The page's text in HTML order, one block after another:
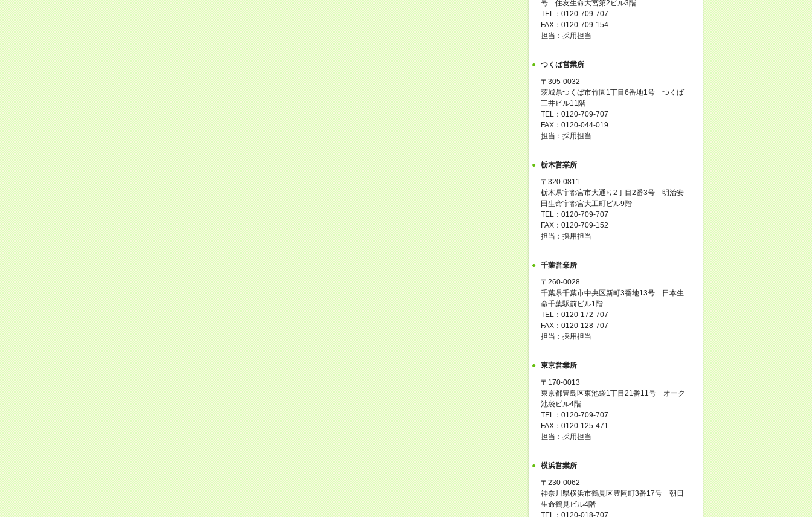
号 住友生命大宮第2ビル3階
TEL：0120-709-707
FAX：0120-709-154
担当：採用担当
つくば営業所
〒305-0032
茨城県つくば市竹園1丁目6番地1号 つくば
三井ビル11階
TEL：0120-709-707
FAX：0120-044-019
担当：採用担当
栃木営業所
〒320-0811
栃木県宇都宮市大通り2丁目2番3号 明治安
田生命宇都宮大工町ビル9階
TEL：0120-709-707
FAX：0120-709-152
担当：採用担当
千葉営業所
〒260-0028
千葉県千葉市中央区新町3番地13号 日本生
命千葉駅前ビル1階
TEL：0120-172-707
FAX：0120-128-707
担当：採用担当
東京営業所
〒170-0013
東京都豊島区東池袋1丁目21番11号 オーク
池袋ビル4階
TEL：0120-709-707
FAX：0120-125-471
担当：採用担当
横浜営業所
〒230-0062
神奈川県横浜市鶴見区豊岡町3番17号 朝日
生命鶴見ビル4階
TEL：0120-018-707